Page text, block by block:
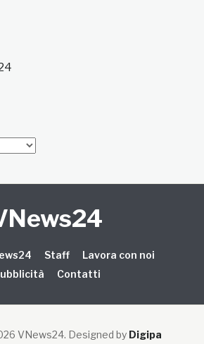
Staff
Lavora con noi
Contatti
VNews24. Designed by Digipa